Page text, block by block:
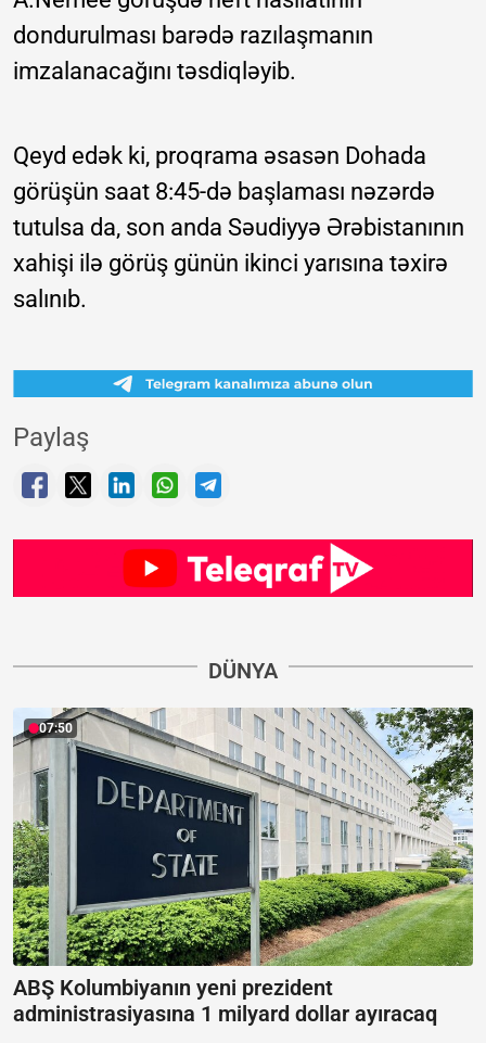
dondurulması barədə razılaşmanın
imzalanacağını təsdiqləyib.
Qeyd edək ki, proqrama əsasən Dohada
görüşün saat 8:45-də başlaması nəzərdə
tutulsa da, son anda Səudiyyə Ərəbistanının
xahişi ilə görüş günün ikinci yarısına təxirə
salınıb.
Paylaş
DÜNYA
07:50
ABŞ Kolumbiyanın yeni prezident
administrasiyasına 1 milyard dollar ayıracaq